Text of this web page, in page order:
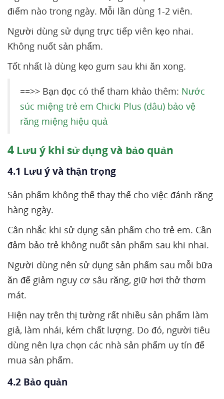
điểm nào trong ngày. Mỗi lần dùng 1-2 viên.
Người dùng sử dụng trực tiếp viên kẹo nhai.
Không nuốt sản phẩm.
Tốt nhất là dùng kẹo gum sau khi ăn xong.
==>> Bạn đọc có thể tham khảo thêm: Nước
súc miệng trẻ em Chicki Plus (dâu) bảo vệ
răng miệng hiệu quả
4 Lưu ý khi sử dụng và bảo quản
4.1 Lưu ý và thận trọng
Sản phẩm không thể thay thế cho việc đánh răng
hàng ngày.
Cân nhắc khi sử dụng sản phẩm cho trẻ em. Cần
đảm bảo trẻ không nuốt sản phẩm sau khi nhai.
Người dùng nên sử dụng sản phẩm sau mỗi bữa
ăn để giảm nguy cơ sâu răng, giữ hơi thở thơm
mát.
Hiện nay trên thị tường rất nhiều sản phẩm làm
giả, làm nhái, kém chất lượng. Do đó, người tiêu
dùng nên lựa chọn các nhà sản phẩm uy tín để
mua sản phẩm.
4.2 Bảo quản